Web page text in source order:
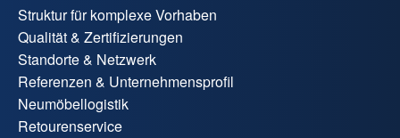
Struktur für komplexe Vorhaben
Qualität & Zertifizierungen
Standorte & Netzwerk
Referenzen & Unternehmensprofil
Neumöbellogistik
Retourenservice